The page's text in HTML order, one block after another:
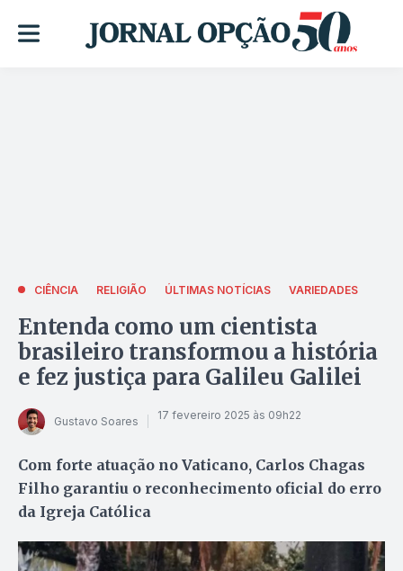
CIÊNCIA RELIGIÃO ÚLTIMAS NOTÍCIAS VARIEDADES
Entenda como um cientista
brasileiro transformou a história
e fez justiça para Galileu Galilei
Gustavo Soares 17 fevereiro 2025 às 09h22
Com forte atuação no Vaticano, Carlos Chagas
Filho garantiu o reconhecimento oficial do erro
da Igreja Católica